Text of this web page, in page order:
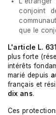
conjoint
que le
L'article L.
plus forte
intérêts
marié depuis
français et
dix ans.
Ces